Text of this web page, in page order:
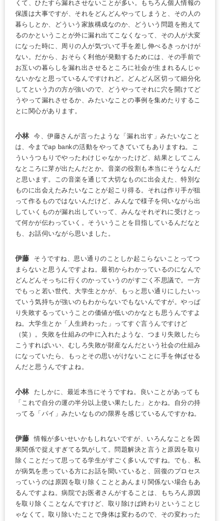
くて、ひたすら漏れさせないことが多い。もちろん個人情報の
保護は大事ですが、それをどんどんやってしまうと、その人の
暮らしとか、どういう家族構成なのか、どういう問題を抱えて
るのかということが外に漏れ出てこなくなって、その人が大変
になった時に、周りの人が気づいて手を差し伸べるきっかけが
ない。だから、おそらく利他が発動するためには、その手前で
お互いの暮らしを漏れ出させるところに社会が生まれるんじゃ
ないかなと思っているんですけれど。どんどん区切って細分化
してという力の方が強いので、どうやってそれに穴を開けてど
うやって漏れさせるか、みたいなことの事例を集めたりするこ
とに関心があります。
小林
今、伊藤さんが言ったような「漏れ出す」みたいなこと
は、今までap bankの活動をやってきていてもありますね。こ
ういうつもりでやったわけじゃなかったけど、結果としてこん
なところに芽が出たんだとか。音楽の役割も本当にそうなんだ
と思います。この音楽を通じて大切なものに出会えた、特別な
ものに出会えたみたいなことが起こり得る。それは作り手が狙
って作るものではないんだけど、みんなで様子を伺いながら出
していくものが漏れ出していって、みんなそれぞれに受けとっ
て何かが伝わっていく。そういうことを目指しているんだなと
も、お話伺いながら思いました。
伊藤
そうですね、思い通りのことしか起こらないことってつ
まらないと思うんですよね。最初からわかっているのになんで
どんどんそっちに行くのかっていうのがすごく不思議で。一方
でもっと若い世代、大学生とかが、もっと思い通りにしたいっ
ていう気持ちが強いのもわからないでもないんですが。やっぱ
り失敗するっていうことの価値が低いのかなとも思うんですよ
ね。大学生とか「人生終わった」ってすぐ言うんですけど
（笑）。失敗を仕組みの中に入れたような、つまり失敗したら
こうすればいい、むしろ失敗が財産なんだという社会の仕組み
になっていたら、もっとその思いがけないことに手を伸ばせる
んだと思うんですよね。
小林
たしかに、最近本当にそうですね。良いことがあっても
「これで自分の運の半分以上使い果たした」とかね。自分の持
ってる「パイ」みたいなものの限界を感じているんですかね。
伊藤
情報が多いせいかもしれないですが、いろんなことを因
果関係で捉えすぎてる気がして。問題解決と言うと原因を取り
除くことだって思ってる学生がすごく多いんですね。でも、私
が病気を患っている方にお話を聞いていると、回復のプロセス
っていうのは原因を取り除くこととあんまり関係ない場合もあ
るんですよね。病院でお医者さんがすることは、もちろん原因
を取り除くことなんですけど、取り除けば終わりということじ
ゃなくて。取り除いたことで身体は変わるので、その変わった